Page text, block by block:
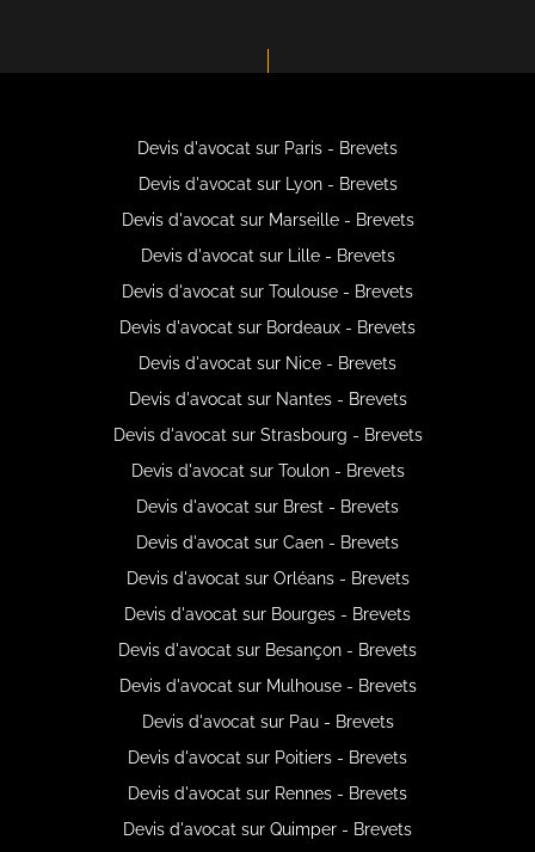
Devis d'avocat sur Paris - Brevets
Devis d'avocat sur Lyon - Brevets
Devis d'avocat sur Marseille - Brevets
Devis d'avocat sur Lille - Brevets
Devis d'avocat sur Toulouse - Brevets
Devis d'avocat sur Bordeaux - Brevets
Devis d'avocat sur Nice - Brevets
Devis d'avocat sur Nantes - Brevets
Devis d'avocat sur Strasbourg - Brevets
Devis d'avocat sur Toulon - Brevets
Devis d'avocat sur Brest - Brevets
Devis d'avocat sur Caen - Brevets
Devis d'avocat sur Orléans - Brevets
Devis d'avocat sur Bourges - Brevets
Devis d'avocat sur Besançon - Brevets
Devis d'avocat sur Mulhouse - Brevets
Devis d'avocat sur Pau - Brevets
Devis d'avocat sur Poitiers - Brevets
Devis d'avocat sur Rennes - Brevets
Devis d'avocat sur Quimper - Brevets